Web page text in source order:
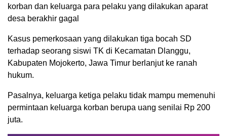
korban dan keluarga para pelaku yang dilakukan aparat
desa berakhir gagal
Kasus pemerkosaan yang dilakukan tiga bocah SD
terhadap seorang siswi TK di Kecamatan Dlanggu,
Kabupaten Mojokerto, Jawa Timur berlanjut ke ranah
hukum.
Pasalnya, keluarga ketiga pelaku tidak mampu memenuhi
permintaan keluarga korban berupa uang senilai Rp 200
juta.